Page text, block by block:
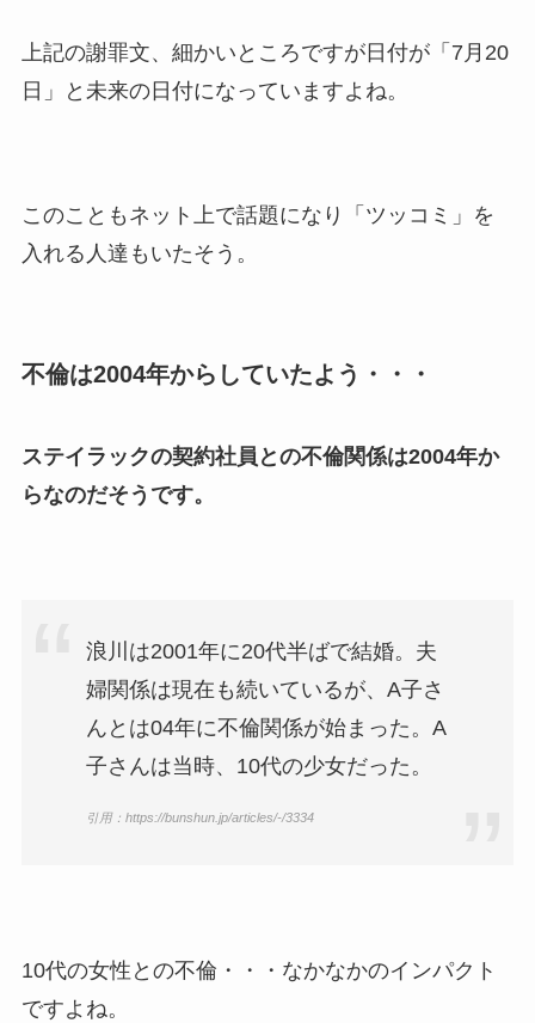
上記の謝罪文、細かいところですが日付が「7月20
日」と未来の日付になっていますよね。
このこともネット上で話題になり「ツッコミ」を
入れる人達もいたそう。
不倫は2004年からしていたよう・・・
ステイラックの契約社員との不倫関係は2004年か
らなのだそうです。
浪川は2001年に20代半ばで結婚。夫
婦関係は現在も続いているが、A子さ
んとは04年に不倫関係が始まった。A
子さんは当時、10代の少女だった。
引用：https://bunshun.jp/articles/-/3334
10代の女性との不倫・・・なかなかのインパクト
ですよね。